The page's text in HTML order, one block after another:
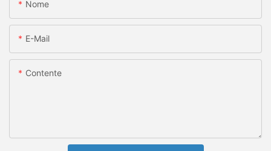
Nome
E-Mail
Contente